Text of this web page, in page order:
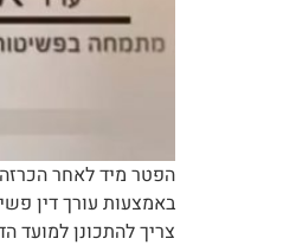
הפטר מיד לאחר